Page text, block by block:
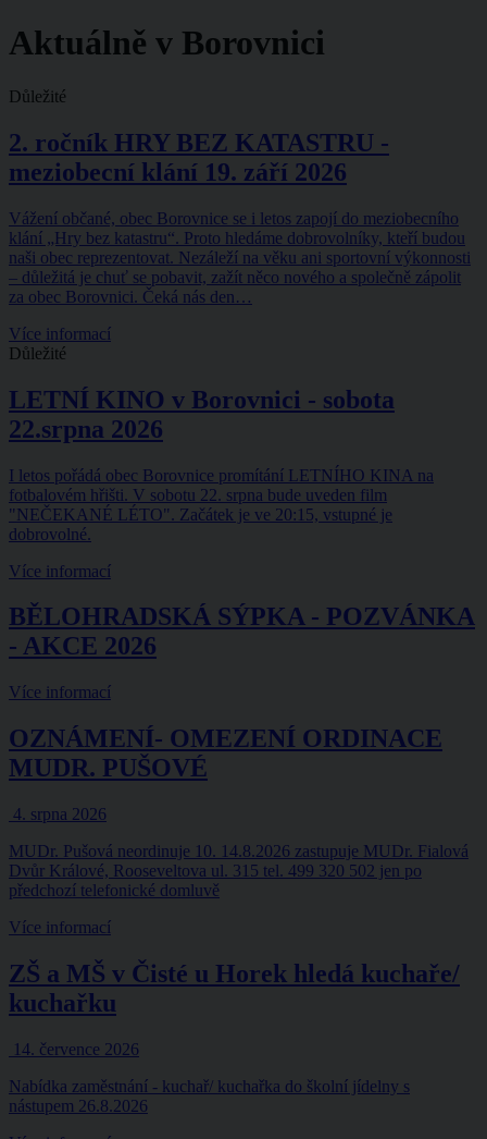
Aktuálně v Borovnici
Důležité
2. ročník HRY BEZ KATASTRU -
meziobecní klání 19. září 2026
Vážení občané, obec Borovnice se i letos zapojí do meziobecního
klání „Hry bez katastru“. Proto hledáme dobrovolníky, kteří budou
naši obec reprezentovat. Nezáleží na věku ani sportovní výkonnosti
– důležitá je chuť se pobavit, zažít něco nového a společně zápolit
za obec Borovnici. Čeká nás den…
Více informací
Důležité
LETNÍ KINO v Borovnici - sobota
22.srpna 2026
I letos pořádá obec Borovnice promítání LETNÍHO KINA na
fotbalovém hřišti. V sobotu 22. srpna bude uveden film
"NEČEKANÉ LÉTO". Začátek je ve 20:15, vstupné je
dobrovolné.
Více informací
BĚLOHRADSKÁ SÝPKA - POZVÁNKA
- AKCE 2026
Více informací
OZNÁMENÍ- OMEZENÍ ORDINACE
MUDR. PUŠOVÉ
4. srpna 2026
MUDr. Pušová neordinuje 10. 14.8.2026 zastupuje MUDr. Fialová
Dvůr Králové, Rooseveltova ul. 315 tel. 499 320 502 jen po
předchozí telefonické domluvě
Více informací
ZŠ a MŠ v Čisté u Horek hledá kuchaře/
kuchařku
14. července 2026
Nabídka zaměstnání - kuchař/ kuchařka do školní jídelny s
nástupem 26.8.2026